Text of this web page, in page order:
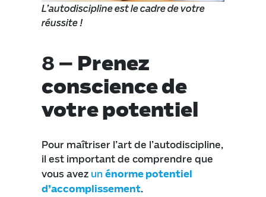
L’autodiscipline est le cadre de votre
réussite !
8 – Prenez
conscience de
votre potentiel
Pour maîtriser l’art de l’autodiscipline,
il est important de comprendre que
vous avez un énorme potentiel
d’accomplissement.